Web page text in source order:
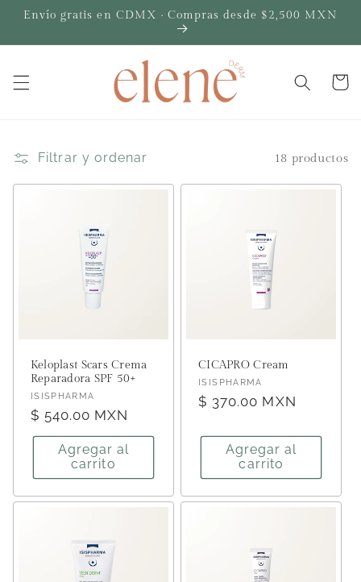
directamente
Envío gratis en CDMX · Compras desde $2,500 MXN
Carrito
Filtrar y ordenar 18 productos
Keloplast Scars Crema
Reparadora SPF 50+
Proveedor:
ISISPHARMA
Precio
habitual
$ 540.00 MXN
Agregar al
carrito
CICAPRO Cream
Proveedor:
ISISPHARMA
Precio
$ 370.00 MXN
Agregar al
carrito